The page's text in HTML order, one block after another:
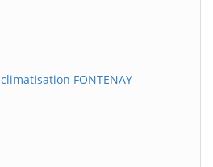
FONTENAY-